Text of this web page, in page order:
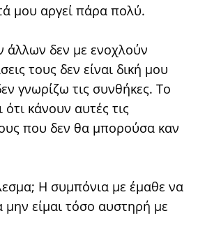
μου αργεί πάρα πολύ.
άλλων δεν με ενοχλούν
τους δεν είναι δική μου
γνωρίζω τις συνθήκες. Το
ότι κάνουν αυτές τις
που δεν θα μπορούσα καν
Η συμπόνια με έμαθε να
είμαι τόσο αυστηρή με